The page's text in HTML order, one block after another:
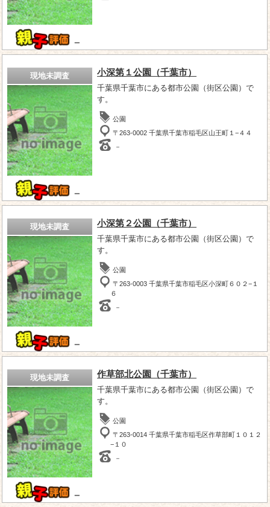
－
現地未調査
－
小深第１公園（千葉市）
千葉県千葉市にある都市公園（街区公園）で
す。
公園
〒263-0002 千葉県千葉市稲毛区山王町１−４４
－
現地未調査
－
小深第２公園（千葉市）
千葉県千葉市にある都市公園（街区公園）で
す。
公園
〒263-0003 千葉県千葉市稲毛区小深町６０２−１
６
－
現地未調査
－
作草部北公園（千葉市）
千葉県千葉市にある都市公園（街区公園）で
す。
公園
〒263-0014 千葉県千葉市稲毛区作草部町１０１２
−１０
－